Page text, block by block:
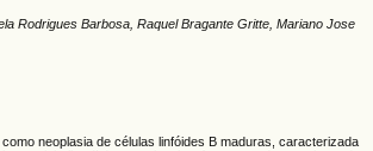
Rodrigues Barbosa, Raquel Bragante Gritte, Mariano Jose
neoplasia de células linfóides B maduras, caracterizada